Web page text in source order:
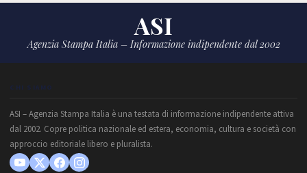
ASI
Agenzia Stampa Italia – Informazione indipendente dal 2002
CHI SIAMO
ASI – Agenzia Stampa Italia è una testata di informazione indipendente attiva
dal 2002. Copre politica nazionale ed estera, economia, cultura e società con
approccio editoriale libero e pluralista.